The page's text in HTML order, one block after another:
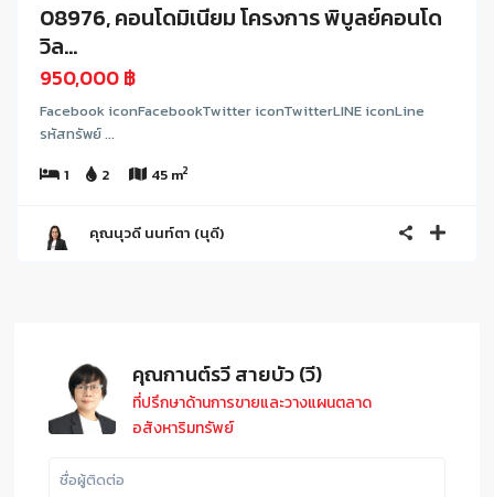
08976, คอนโดมิเนียม โครงการ พิบูลย์คอนโด
วิล...
950,000 ฿
Facebook iconFacebookTwitter iconTwitterLINE iconLine
รหัสทรัพย์ ...
1
2 45 m2
คุณนุวดี นนท์ตา (นุดี)
คุณกานต์รวี สายบัว (วี)
ที่ปรึกษาด้านการขายและวางแผนตลาด
อสังหาริมทรัพย์